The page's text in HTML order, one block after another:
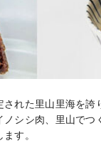
れた里山里海を誇
シシ肉、里山で
す。